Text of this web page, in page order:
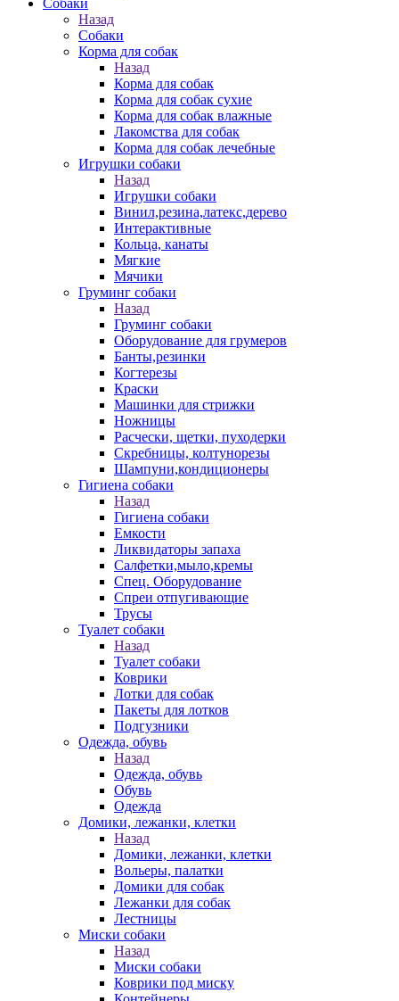
Собаки
Назад
Собаки
Корма для собак
Назад
Корма для собак
Корма для собак сухие
Корма для собак влажные
Лакомства для собак
Корма для собак лечебные
Игрушки собаки
Назад
Игрушки собаки
Винил,резина,латекс,дерево
Интерактивные
Кольца, канаты
Мягкие
Мячики
Груминг собаки
Назад
Груминг собаки
Оборудование для грумеров
Банты,резинки
Когтерезы
Краски
Машинки для стрижки
Ножницы
Расчески, щетки, пуходерки
Скребницы, колтунорезы
Шампуни,кондиционеры
Гигиена собаки
Назад
Гигиена собаки
Емкости
Ликвидаторы запаха
Салфетки,мыло,кремы
Спец. Оборудование
Спреи отпугивающие
Трусы
Туалет собаки
Назад
Туалет собаки
Коврики
Лотки для собак
Пакеты для лотков
Подгузники
Одежда, обувь
Назад
Одежда, обувь
Обувь
Одежда
Домики, лежанки, клетки
Назад
Домики, лежанки, клетки
Вольеры, палатки
Домики для собак
Лежанки для собак
Лестницы
Миски собаки
Назад
Миски собаки
Коврики под миску